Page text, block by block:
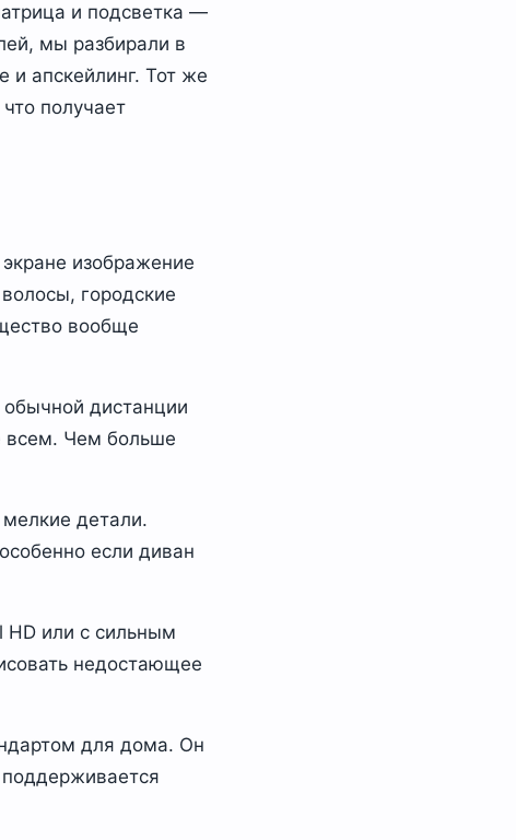
и подсветка —
мы разбирали в
и апскейлинг. Тот же
получает
изображение
городские
вообще
дистанции
всем. Чем больше
мелкие детали.
если диван
HD или с сильным
недостающее
для дома. Он